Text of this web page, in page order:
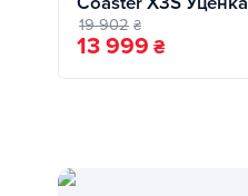
19 902 ₴
13 999 ₴